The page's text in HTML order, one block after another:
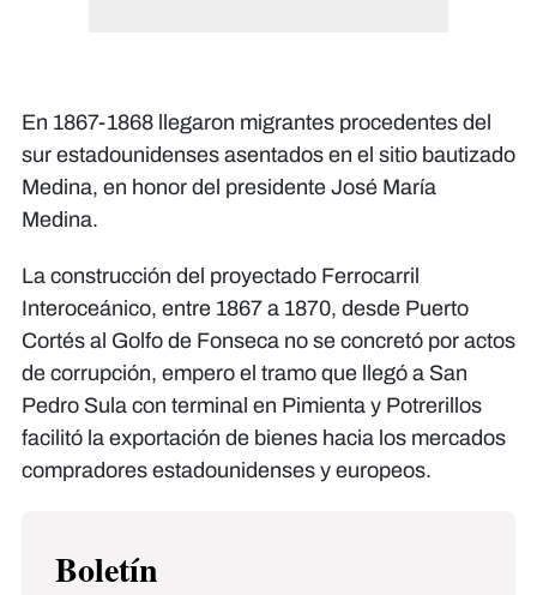
En 1867-1868 llegaron migrantes procedentes del
sur estadounidenses asentados en el sitio bautizado
Medina, en honor del presidente José María
Medina.
La construcción del proyectado Ferrocarril
Interoceánico, entre 1867 a 1870, desde Puerto
Cortés al Golfo de Fonseca no se concretó por actos
de corrupción, empero el tramo que llegó a San
Pedro Sula con terminal en Pimienta y Potrerillos
facilitó la exportación de bienes hacia los mercados
compradores estadounidenses y europeos.
Boletín